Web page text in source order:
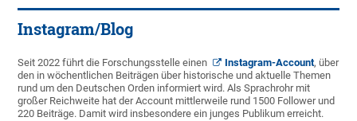
Instagram/Blog
Seit 2022 führt die Forschungsstelle einen Instagram-Account, über
den in wöchentlichen Beiträgen über historische und aktuelle Themen
rund um den Deutschen Orden informiert wird. Als Sprachrohr mit
großer Reichweite hat der Account mittlerweile rund 1500 Follower und
220 Beiträge. Damit wird insbesondere ein junges Publikum erreicht.